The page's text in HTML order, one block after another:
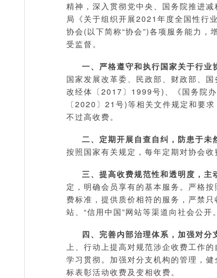
精神，深入贯彻党中央、国务院推进
局《关于组织开展2021年度全国性行
协会(以下简称“协会”)各项服务能力
受监督。
一、严格遵守和执行国家关于行业
国家发展改革委、民政部、财政部、
改经体〔2017〕1999号)、《国务院
〔2020〕21号)等相关文件规定和要
不过高收费。
二、定期开展自查自纠，防患于未
按照国家有关规定，每年定期对协会
三、提高收费规范性和透明度，主
定，明确会员享有的基本服务。严格
费标准，提供质价相符的服务，严禁
站、“信用中国”网站等渠道向社会公开
四、完善内部治理体系，加强对分
上、行动上提高对规范涉企收费工作
学习贯彻。加强对分支机构的管理，
标表彰活动收费及变相收费。